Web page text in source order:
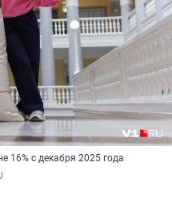
16% с декабря 2025 года